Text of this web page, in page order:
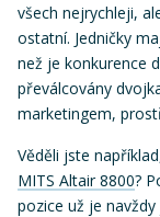
všech nejrychleji,
ostatní. Jedničky
než je konkurence
převálcovány
marketingem,
Věděli jste
MITS Altair 8800?
pozice už je